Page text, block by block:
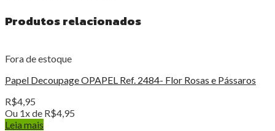
Produtos relacionados
Fora de estoque
Papel Decoupage OPAPEL Ref. 2484- Flor Rosas e Pássaros
R$4,95
Ou 1x de R$4,95
Leia mais